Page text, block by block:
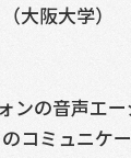
大阪大学）
ンの音声エ
コミュニケ